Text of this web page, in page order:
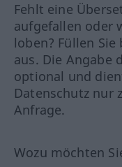
Fehlt eine
aufgefallen oder
loben? Füllen
aus. Die Angabe
optional und
Datenschutz nur
Anfrage.
Wozu möchten